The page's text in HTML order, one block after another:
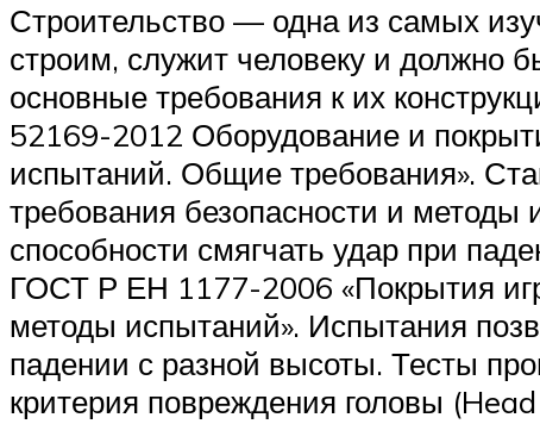
Строительство — одна из самых
строим, служит человеку и должно
основные требования к их
52169-2012 Оборудование и
испытаний. Общие требования».
требования безопасности и
способности смягчать удар при
ГОСТ Р ЕН 1177-2006 «Покрытия
методы испытаний». Испытания
падении с разной высоты. Тесты
критерия повреждения головы